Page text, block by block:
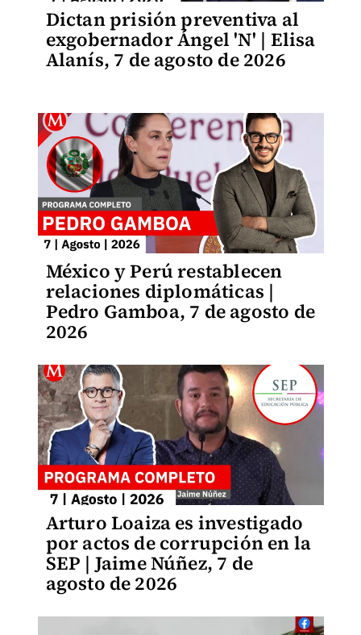
Dictan prisión preventiva al
exgobernador Ángel 'N' | Elisa
Alanís, 7 de agosto de 2026
México y Perú restablecen
relaciones diplomáticas |
Pedro Gamboa, 7 de agosto de
2026
Arturo Loaiza es investigado
por actos de corrupción en la
SEP | Jaime Núñez, 7 de
agosto de 2026